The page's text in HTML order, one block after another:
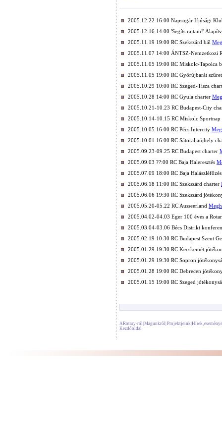
2005.12.22 16:00 Napsugár Ifjúsági
2005.12.16 14:00 'Segíts rajtam!'
2005.11.19 19:00 RC Szekszárd bál
2005.11.07 14:00 ÁNTSZ-Nemzetkozi
2005.11.05 19:00 RC Miskolc-Tapolca
2005.11.05 19:00 RC Győrújbarát
2005.10.29 10:00 RC Szeged-Tisza
2005.10.28 14:00 RC Gyula charter
2005.10.21-10.23 RC Budapest-City
2005.10.14-10.15 RC Miskolc Sportnap
2005.10.05 16:00 RC Pécs Intercity
2005.10.01 16:00 RC Sátoraljaújhely
2005.09.23-09.25 RC Budapest charter
2005.09.03 ??:00 RC Baja Haleresztés
2005.07.09 18:00 RC Baja
2005.06.18 11:00 RC Szekszárd charter
2005.06.06 19:30 RC Szekszárd
2005.05.20-05.22 RC Ausseerland
2005.04.02-04.03 Eger 100 éves a
2005.03.04-03.06 Bécs Distrikt
2005.02.19 10:30 RC Budapest Szent
2005.01.29 19:30 RC Kecskemét
2005.01.29 19:30 RC Sopron
2005.01.28 19:00 RC Debrecen
2005.01.15 19:00 RC Szeged
A Rotary-ról |Magunkról Projektjeink|Hírek,
Kezdőoldal